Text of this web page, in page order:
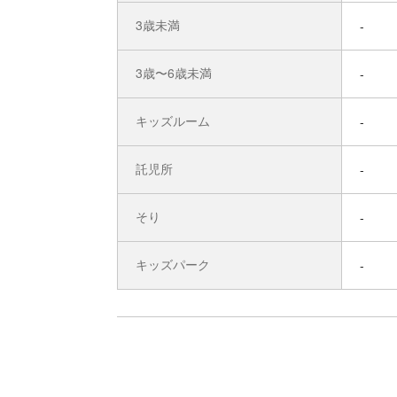
3歳未満 -
3歳〜6歳未満 -
キッズルーム -
託児所 -
そり -
キッズパーク -